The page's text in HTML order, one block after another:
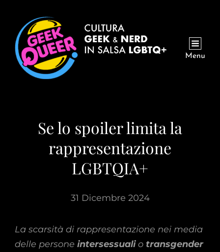
Menu
Se lo spoiler limita la
rappresentazione
LGBTQIA+
31 Dicembre 2024
La scarsità di rappresentazione nei media
delle persone intersessualio transgender